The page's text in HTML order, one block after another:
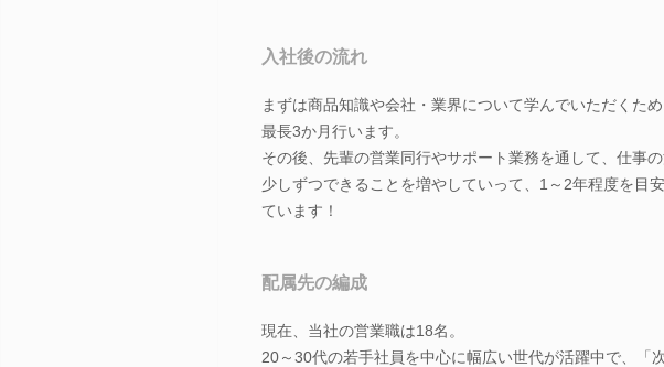
入社後の流れ
まずは商品知識や会社・業界について学んでいただくた
最長3か月行います。
その後、先輩の営業同行やサポート業務を通して、仕事の
少しずつできることを増やしていって、1～2年程度を目
ています！
配属先の編成
現在、当社の営業職は18名。
20～30代の若手社員を中心に幅広い世代が活躍中で、「